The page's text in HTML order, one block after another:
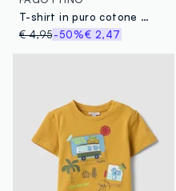
T-shirt in puro cotone beige da bimbo regular fit con stampa cane
€ 4,95-50%€ 2,47